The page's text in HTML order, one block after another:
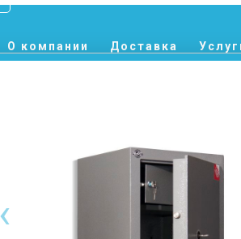
О компании Доставка
‹